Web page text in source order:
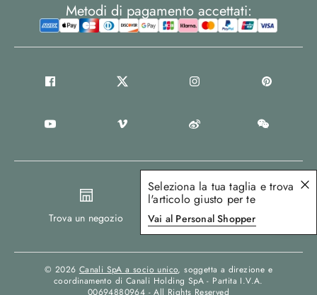
Trova un negozio Italy
Metodi di pagamento accettati:
© 2026 Canali SpA a socio unico, soggetta a direzione e
coordinamento di Canali Holding SpA - Partita I.V.A.
00694880964 - All Rights Reserved
Seleziona la tua taglia e trova
l'articolo giusto per te
Vai al Personal Shopper